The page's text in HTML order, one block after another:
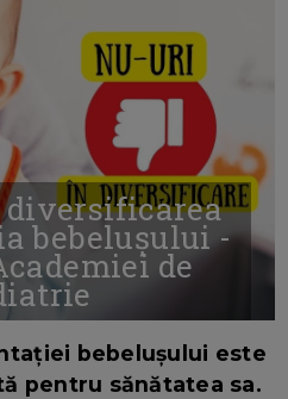
diversificarea
bebelușului -
de
bebelușului este
pentru sănătatea sa.